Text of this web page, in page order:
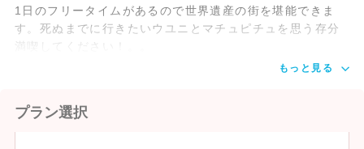
1日のフリータイムがあるので世界遺産の街を堪能できま
す。死ぬまでに行きたいウユニとマチュピチュを思う存分
満喫してください！。。
もっと見る
プラン選択